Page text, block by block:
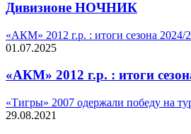
Дивизионе НОЧНИК
«АКМ» 2012 г.р. : итоги сезона 2024/
01.07.2025
«АКМ» 2012 г.р. : итоги
«Тигры» 2007 одержали победу на
29.08.2021